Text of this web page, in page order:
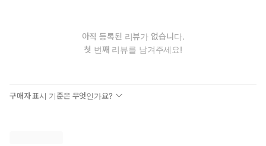
아직 등록된 리뷰가 없습니다.
첫 번째 리뷰를 남겨주세요!
구매자 표시 기준은 무엇인가요?